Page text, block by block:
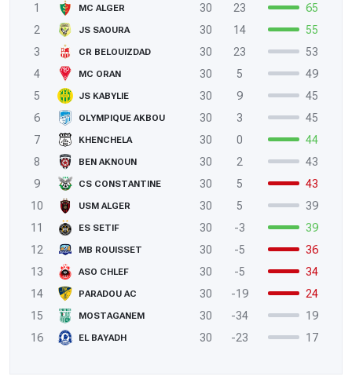
1 MC ALGER 30 23
65
2
JS SAOURA 30 14
55
3
CR BELOUIZDAD 30 23
53
4
MC ORAN 30 5
49
5
JS KABYLIE 30 9
45
6
OLYMPIQUE AKBOU 30 3
45
7
KHENCHELA 30 0
44
8
BEN AKNOUN 30 2
43
9
CS CONSTANTINE 30 5
43
10
USM ALGER 30 5
39
11
ES SETIF 30 -3
39
12
MB ROUISSET 30 -5
36
13
ASO CHLEF 30 -5
34
14
PARADOU AC 30 -19
24
15
MOSTAGANEM 30 -34
19
16
EL BAYADH 30 -23 17